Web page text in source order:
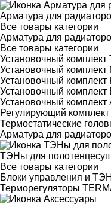
Арматура для
Все товары категории
Арматура для
Все товары категории
Установочный комплект
Установочный комплект
Установочный комплект
Установочный комплект
Установочный
Регулирующий
Термостатические
Арматура для
ТЭНы для
Все товары категории
Блоки управления и
Терморегуляторы